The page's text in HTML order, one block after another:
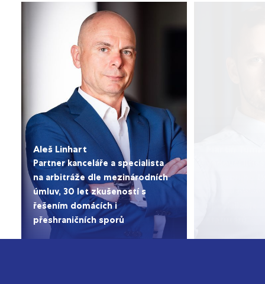
Aleš Linhart
Partner kanceláře a specialista
na arbitráže dle mezinárodních
úmluv, 30 let zkušeností s
řešením domácích i
přeshraničních sporů